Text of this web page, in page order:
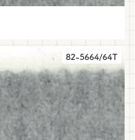
82-5664/64T